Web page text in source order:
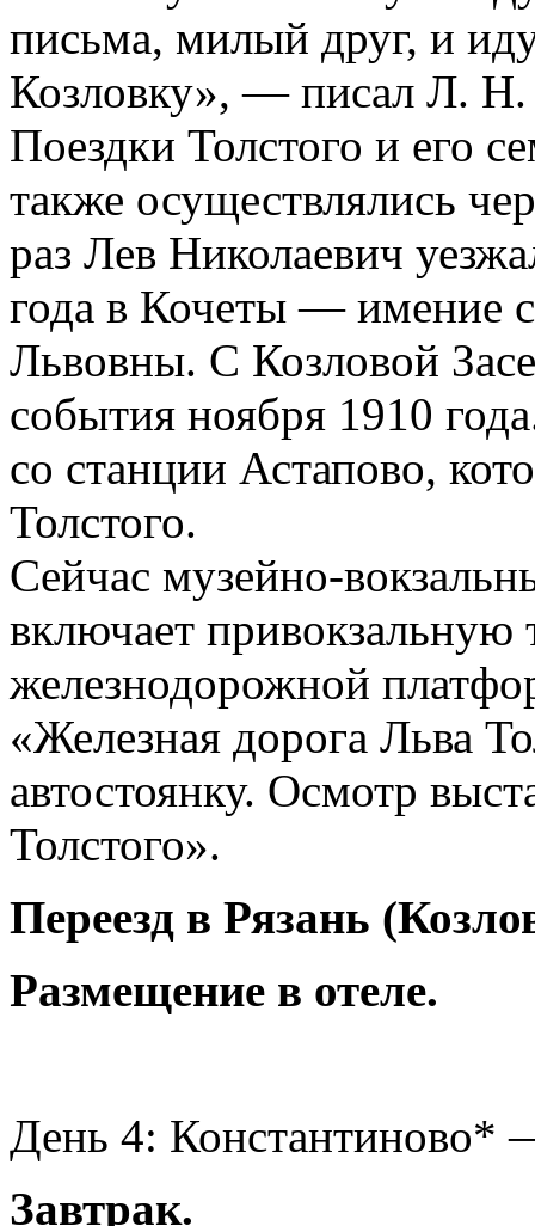
письма, милый друг, и
Козловку», — писал Л. Н.
Поездки Толстого и его
также осуществлялись
раз Лев Николаевич
года в Кочеты — имение
Львовны. С Козловой
события ноября 1910
со станции Астапово,
Толстого.
Сейчас музейно-
включает привокзальную
железнодорожной
«Железная дорога Льва
автостоянку. Осмотр
Толстого».
Переезд в Рязань
Размещение в отеле.
День 4: Константиново*
Завтрак.